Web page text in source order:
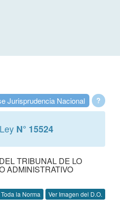
?
Jurisprudencia Nacional
N° 15524
TRIBUNAL DE LO
ADMINISTRATIVO
Toda la Norma Ver Imagen del D.O.